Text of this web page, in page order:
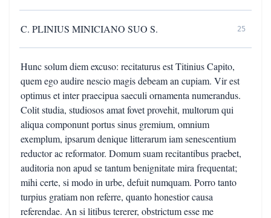
C. PLINIUS MINICIANO SUO S. 25
Hunc solum diem excuso: recitaturus est Titinius Capito,
quem ego audire nescio magis debeam an cupiam. Vir est
optimus et inter praecipua saeculi ornamenta numerandus.
Colit studia, studiosos amat fovet provehit, multorum qui
aliqua componunt portus sinus gremium, omnium
exemplum, ipsarum denique litterarum iam senescentium
reductor ac reformator. Domum suam recitantibus praebet,
auditoria non apud se tantum benignitate mira frequentat;
mihi certe, si modo in urbe, defuit numquam. Porro tanto
turpius gratiam non referre, quanto honestior causa
referendae. An si litibus tererer, obstrictum esse me